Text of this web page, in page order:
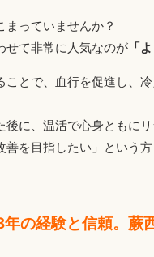
まっていませんか？
せて非常に人気なのが「
とで、血行を促進し、
後に、温活で心身ともに
を目指したい」という方
の経験と信頼。蕨